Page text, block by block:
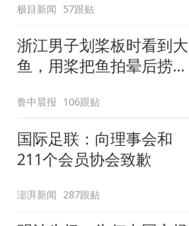
极目新闻 57跟贴
浙江男子划桨板时看到大
鱼，用桨把鱼拍晕后捞
两，做成红烧辣子鱼块，
味道很好
鲁中晨报 106跟贴
国际足联：向理事会和
211个会员协会致歉
澎湃新闻 287跟贴